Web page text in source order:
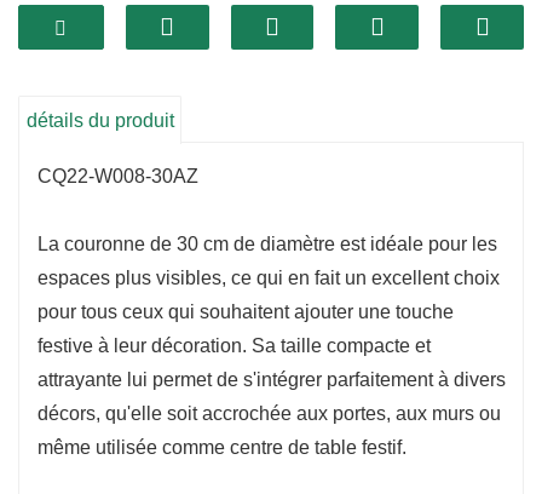
environnements, des portes aux murs.
détails du produit
CQ22-W008-30AZ
La couronne de 30 cm de diamètre est idéale pour les
espaces plus visibles, ce qui en fait un excellent choix
pour tous ceux qui souhaitent ajouter une touche
festive à leur décoration. Sa taille compacte et
attrayante lui permet de s'intégrer parfaitement à divers
décors, qu'elle soit accrochée aux portes, aux murs ou
même utilisée comme centre de table festif.